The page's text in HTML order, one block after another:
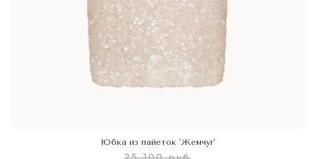
Юбка из пайеток 'Жемчуг'